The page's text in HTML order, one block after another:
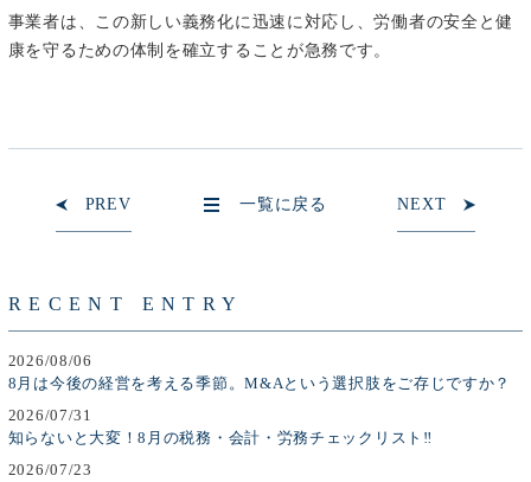
事業者は、この新しい義務化に迅速に対応し、労働者の安全と健
康を守るための体制を確立することが急務です。
PREV 一覧に戻る NEXT
RECENT ENTRY
2026/08/06
8月は今後の経営を考える季節。M&Aという選択肢をご存じですか？
2026/07/31
知らないと大変！8月の税務・会計・労務チェックリスト‼
2026/07/23